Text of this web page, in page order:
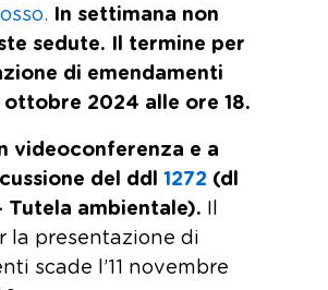
In settimana non
sedute. Il termine per
di emendamenti
ottobre 2024 alle ore 18.
videoconferenza e a
del ddl 1272 (dl
Tutela ambientale). Il
la presentazione di
scade l’11 novembre